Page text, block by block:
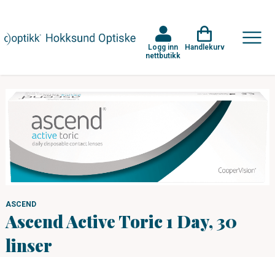
Logg inn
nettbutikk
Handlekurv
ASCEND
Ascend Active Toric 1 Day, 30
linser